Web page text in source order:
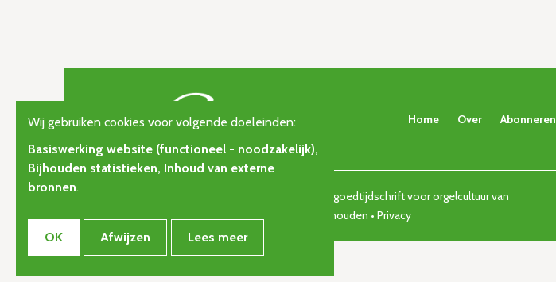
Home Over Abonneren
© Copyright 2026 | Orgelkunst | Vlaams cultureel-erfgoedtijdschrift voor orgelcultuur van
gisteren, vandaag en morgen. • Alle rechten voorbehouden • Privacy
Wij gebruiken cookies voor volgende doeleinden:
Basiswerking website (functioneel - noodzakelijk),
Bijhouden statistieken, Inhoud van externe
bronnen.
OK Afwijzen Lees meer